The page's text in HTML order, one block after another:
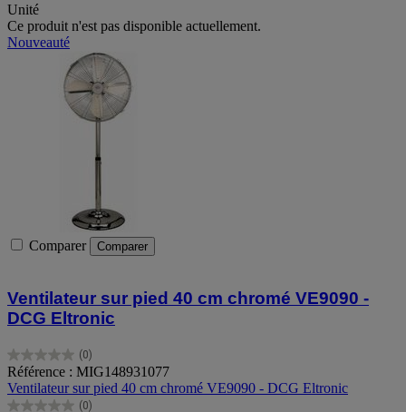
Unité
Ce produit n'est pas disponible actuellement.
Nouveauté
Comparer Comparer
Ventilateur sur pied 40 cm chromé VE9090 -
DCG Eltronic
(0)
0.0
sur
5
Référence : MIG148931077
Ventilateur sur pied 40 cm chromé VE9090 - DCG Eltronic
(0)